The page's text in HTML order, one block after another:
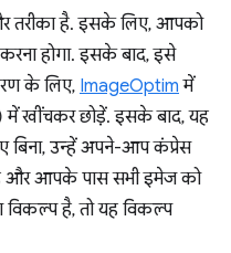
तरीका है. इसके लिए, आपको
होगा. इसके बाद, इसे
के लिए, ImageOptim में
खींचकर छोड़ें. इसके बाद, यह
बिना, उन्हें अपने-आप कंप्रेस
और आपके पास सभी इमेज को
है, तो यह विकल्प